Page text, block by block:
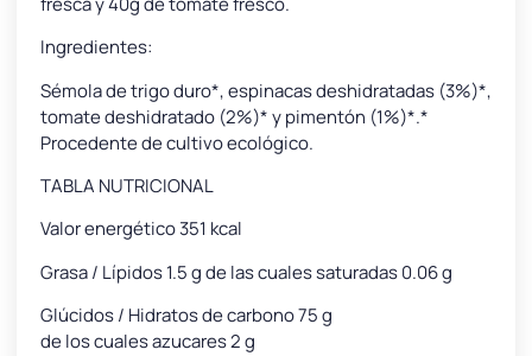
Ingredientes:
Sémola de trigo duro*, espinacas deshidratadas (3%)*,
tomate deshidratado (2%)* y pimentón (1%)*.*
Procedente de cultivo ecológico.
TABLA NUTRICIONAL
Valor energético 351 kcal
Grasa / Lípidos 1.5 g de las cuales saturadas 0.06 g
Glúcidos / Hidratos de carbono 75 g
de los cuales azucares 2 g